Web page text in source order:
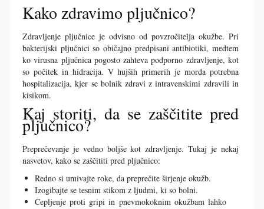
Kako zdravimo pljučnico?
Zdravljenje pljučnice je odvisno od povzročitelja okužbe. Pri
bakterijski pljučnici so običajno predpisani antibiotiki, medtem
ko virusna pljučnica pogosto zahteva podporno zdravljenje, kot
so počitek in hidracija. V hujših primerih je morda potrebna
hospitalizacija, kjer se bolnik zdravi z intravenskimi zdravili in
kisikom.
Kaj storiti, da se zaščitite pred
pljučnico?
Preprečevanje je vedno boljše kot zdravljenje. Tukaj je nekaj
nasvetov, kako se zaščititi pred pljučnico:
Redno si umivajte roke, da preprečite širjenje okužb.
Izogibajte se tesnim stikom z ljudmi, ki so bolni.
Cepljenje proti gripi in pnevmokoknim okužbam lahko